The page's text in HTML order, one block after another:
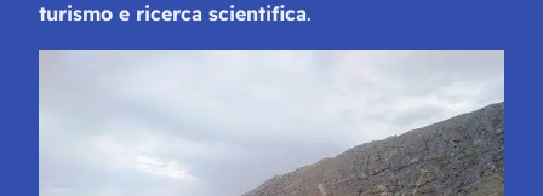
turismo e ricerca scientifica.